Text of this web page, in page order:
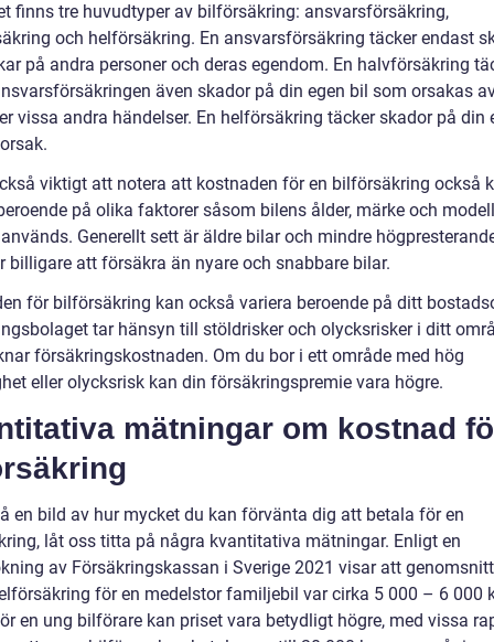
finns tre huvudtyper av bilförsäkring: ansvarsförsäkring,
och helförsäkring. En ansvarsförsäkring täcker endast
på andra personer och deras egendom. En halvförsäkring
även skador på din egen bil som orsakas
vissa andra händelser. En helförsäkring täcker skador på din
viktigt att notera att kostnaden för en bilförsäkring också
på olika faktorer såsom bilens ålder, märke och
Generellt sett är äldre bilar och mindre
billigare att försäkra än nyare och snabbare bilar.
för bilförsäkring kan också variera beroende på ditt
tar hänsyn till stöldrisker och olycksrisker i ditt
försäkringskostnaden. Om du bor i ett område med hög
eller olycksrisk kan din försäkringspremie vara högre.
mätningar om kostnad
en bild av hur mycket du kan förvänta dig att betala för en
låt oss titta på några kvantitativa mätningar. Enligt en
av Försäkringskassan i Sverige 2021 visar att
för en medelstor familjebil var cirka 5 000 – 6 000
en ung bilförare kan priset vara betydligt högre, med vissa